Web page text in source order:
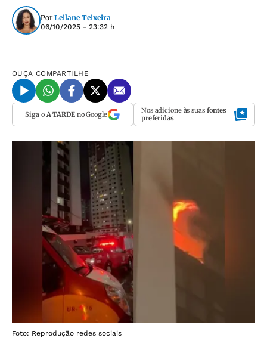
Por Leilane Teixeira
06/10/2025 - 23:32 h
OUÇA COMPARTILHE
Siga o A TARDEno Google Nos adicione às suas fontes
preferidas
Foto: Reprodução redes sociais